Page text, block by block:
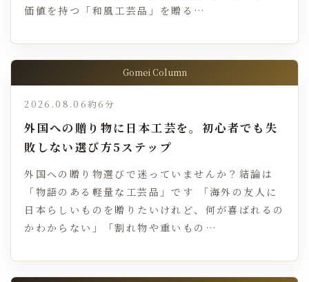
価値を持つ「和風工芸品」を贈る…
Gomei Column
2026.08.06 約6分
外国への贈り物に日本工芸を。初心者でも失
敗しない選び方5ステップ
外国への贈り物選びで迷っていませんか？結論は
「物語のある軽量な工芸品」です 「海外の友人に
日本らしいものを贈りたいけれど、何が喜ばれるの
かわからない」「割れ物や重いもの…